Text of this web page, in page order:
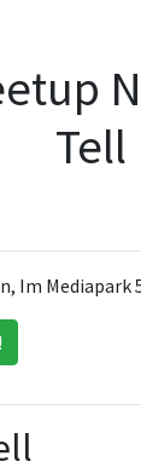
Tell
Im Mediapark